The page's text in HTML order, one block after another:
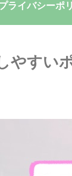
ライバシーポ
やすい